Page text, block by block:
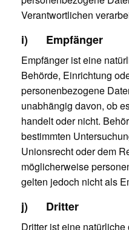
Verantwortlichen
i) Empfänger
Empfänger ist eine
Behörde, Einrichtung
personenbezogene
unabhängig davon, ob
handelt oder nicht.
bestimmten
Unionsrecht oder dem
möglicherweise
gelten jedoch nicht als
j) Dritter
Dritter ist eine